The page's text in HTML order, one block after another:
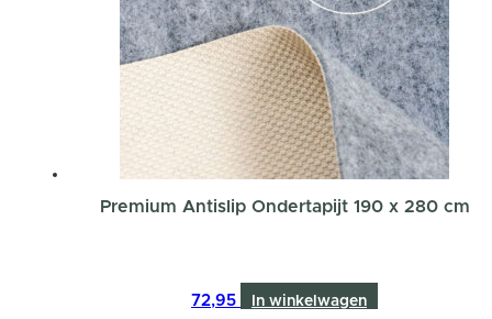
Premium Antislip Ondertapijt 190 x 280 cm
72,95 In winkelwagen